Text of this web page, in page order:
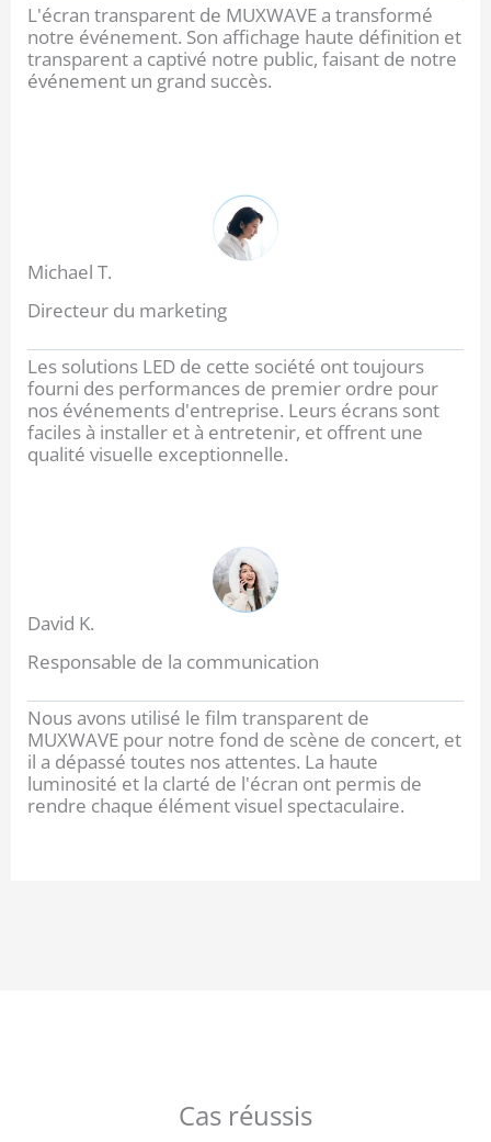
L'écran transparent de MUXWAVE a transformé
notre événement. Son affichage haute définition et
transparent a captivé notre public, faisant de notre
événement un grand succès.
Michael T.
Directeur du marketing
Les solutions LED de cette société ont toujours
fourni des performances de premier ordre pour
nos événements d'entreprise. Leurs écrans sont
faciles à installer et à entretenir, et offrent une
qualité visuelle exceptionnelle.
David K.
Responsable de la communication
Nous avons utilisé le film transparent de
MUXWAVE pour notre fond de scène de concert, et
il a dépassé toutes nos attentes. La haute
luminosité et la clarté de l'écran ont permis de
rendre chaque élément visuel spectaculaire.
Cas réussis